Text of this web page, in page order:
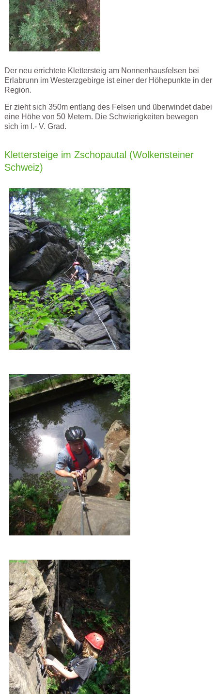
Der neu errichtete Klettersteig am Nonnenhausfelsen bei
Erlabrunn im Westerzgebirge ist einer der Höhepunkte in der
Region.
Er zieht sich 350m entlang des Felsen und überwindet dabei
eine Höhe von 50 Metern. Die Schwierigkeiten bewegen
sich im I.- V. Grad.
Klettersteige im Zschopautal (Wolkensteiner
Schweiz)